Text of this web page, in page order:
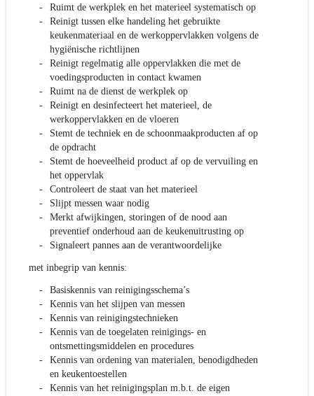
Ruimt de werkplek en het materieel systematisch op
Reinigt tussen elke handeling het gebruikte
keukenmateriaal en de werkoppervlakken volgens de
hygiënische richtlijnen
Reinigt regelmatig alle oppervlakken die met de
voedingsproducten in contact kwamen
Ruimt na de dienst de werkplek op
Reinigt en desinfecteert het materieel, de
werkoppervlakken en de vloeren
Stemt de techniek en de schoonmaakproducten af op
de opdracht
Stemt de hoeveelheid product af op de vervuiling en
het oppervlak
Controleert de staat van het materieel
Slijpt messen waar nodig
Merkt afwijkingen, storingen of de nood aan
preventief onderhoud aan de keukenuitrusting op
Signaleert pannes aan de verantwoordelijke
met inbegrip van kennis:
Basiskennis van reinigingsschema’s
Kennis van het slijpen van messen
Kennis van reinigingstechnieken
Kennis van de toegelaten reinigings- en
ontsmettingsmiddelen en procedures
Kennis van ordening van materialen, benodigdheden
en keukentoestellen
Kennis van het reinigingsplan m.b.t. de eigen